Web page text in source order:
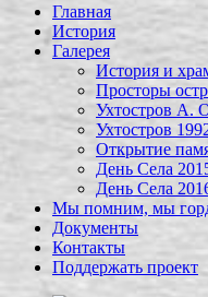
Главная
История
Галерея
История и
Просторы
Ухтостров А.
Ухтостров
Открытие
День Села
День Села
Мы помним, мы
Документы
Контакты
Поддержать проект